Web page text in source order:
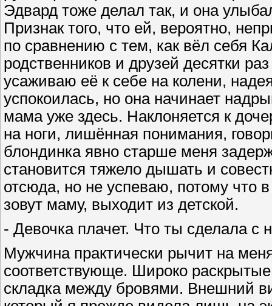
Эдвард тоже делал так, и она
Признак того, что ей, вероятно,
по сравнению с тем, как вёл себя
родственников и друзей десятки
усаживаю её к себе на колени,
успокоилась, но она начинает
мама уже здесь. Наклоняется к
на ноги, лишённая понимания,
блондинка явно старше меня
становится тяжело дышать и
отсюда, но не успеваю, потому что
зовут маму, выходит из детской.
- Девочка плачет. Что ты сделала с
Мужчина практически рычит на
соответствующе. Широко
складка между бровями. Внешний